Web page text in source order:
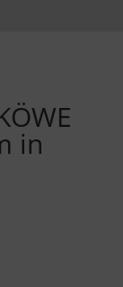
in